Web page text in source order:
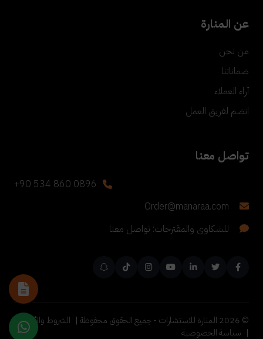
عن المنارة
من نحن
ضماناتنا
آراء العملاء
انضم لفريق العمل
تواصل معنا
+90 534 860 0896
Order@manaraa.com
للشكاوى والمقترحات: تواصل معنا
©
2026 المنارة للاستشارات - جميع الحقوق محفوظة | الشروط والأحكام
| سياسة الخصوصية